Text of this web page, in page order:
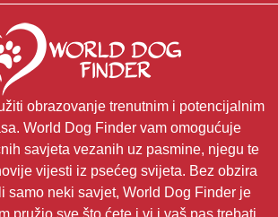
obrazovanje trenutnim i potencijalnim
World Dog Finder vam omogućuje
savjeta vezanih uz pasmine, njegu te
vijesti iz psećeg svijeta. Bez obzira
samo neki savjet, World Dog Finder je
pružio sve što ćete i vi i vaš pas trebati.